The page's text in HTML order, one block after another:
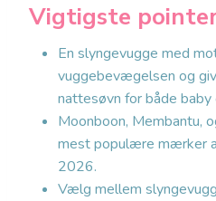
Vigtigste
En slyngevugge med
vuggebevægelsen og
nattesøvn for både
Moonboon, Membantu,
mest populære mærker
2026.
Vælg mellem